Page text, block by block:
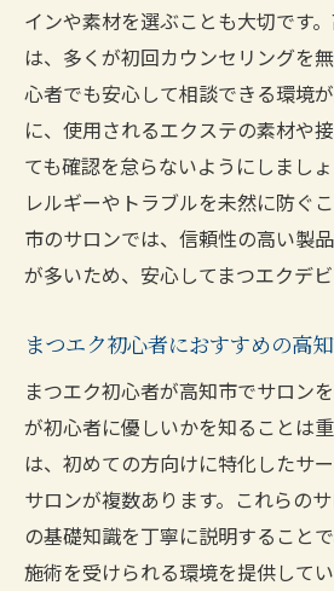
インや素材を選ぶことも大切です
は、多くが初回カウンセリングを
心者でも安心して相談できる環境
に、使用されるエクステの素材や
ても確認を怠らないようにしまし
レルギーやトラブルを未然に防ぐ
市のサロンでは、信頼性の高い製
が多いため、安心してまつエクデビ
まつエク初心者におすすめの高
まつエク初心者が高知市でサロン
が初心者に優しいかを知ることは
は、初めての方向けに特化したサ
サロンが複数あります。これらの
の基礎知識を丁寧に説明すること
施術を受けられる環境を提供して